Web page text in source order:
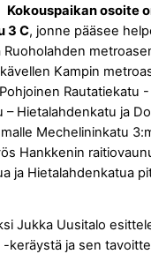
Kokouspaikan osoite
3 C, jonne pääsee
Ruoholahden
Kampin
Rautatiekatu -
– Hietalahdenkatu ja
Mechelininkatu
Hankkenin
ja Hietalahdenkatua
Jukka Uusitalo
-keräystä ja sen